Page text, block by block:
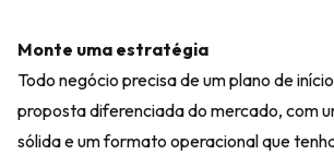
Monte uma estratégia
Todo negócio precisa de um plano de
proposta diferenciada do mercado, com
sólida e um formato operacional que